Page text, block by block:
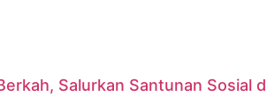
Salurkan Santunan Sosial